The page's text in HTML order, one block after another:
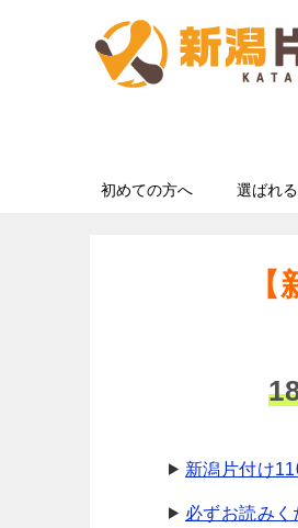
初めての方へ 選ばれ
新潟片付け
必ずお読みく